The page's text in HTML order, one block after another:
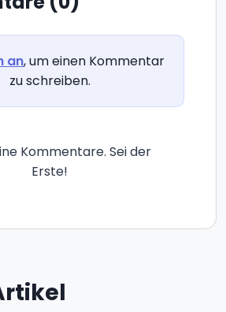
an, um einen Kommentar
zu schreiben.
Kommentare. Sei der
Erste!